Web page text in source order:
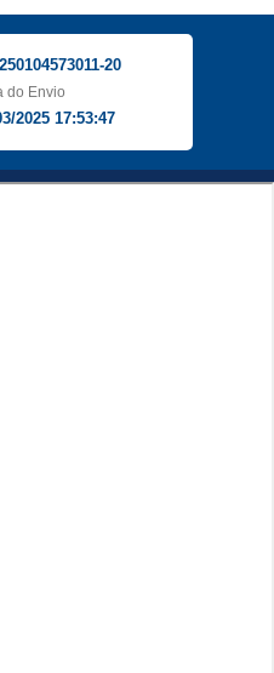
20
do Envio
2025 17:53:47